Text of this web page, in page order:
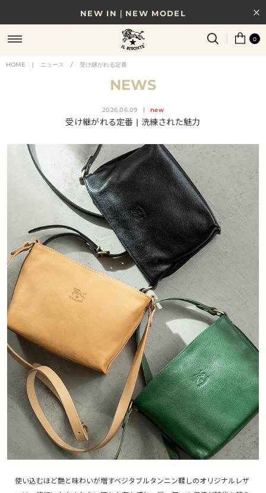
NEW IN｜NEW MODEL
8/17(月)10時まで｜税込11,000円以上で送料無料
贈る相手やシーンから選べる、新しいギフトガイド
NEW IN｜COLOR LEATHER
0
HOME | ニュース / 受け継がれる定番
NEWS
2026.06.09 new
受け継がれる定番 | 洗練された魅力
使い込むほど艶と味わいが増すベジタブルタンニン鞣しのオリジナルレザ